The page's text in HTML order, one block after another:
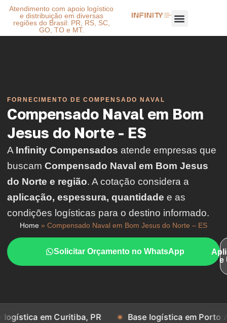
Atendimento com apoio logístico
e distribuição em diversas
regiões do Brasil: PR, RS, SC,
GO, TO e MT.
FORNECIMENTO DE COMPENSADO NAVAL
Compensado Naval em Bom
Jesus do Norte - ES
A Infinity Compensados atende empresas que
buscam Compensado Naval em Bom Jesus
do Norte e região. A cotação considera a
aplicação, espessura, quantidade e as
condições logísticas para o destino informado.
Home » Compensado Naval em Bom Jesus do Norte – ES
Solicitar Orçamento no WhatsApp
e
PR Base logística em Porto Alegre, RS